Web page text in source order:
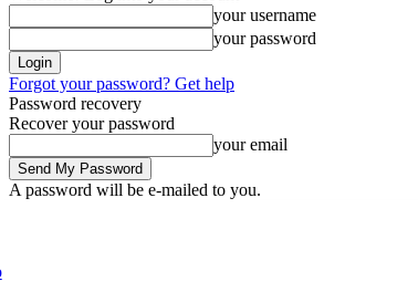
your username
your password
Forgot your password? Get help
Password recovery
Recover your password
your email
A password will be e-mailed to you.